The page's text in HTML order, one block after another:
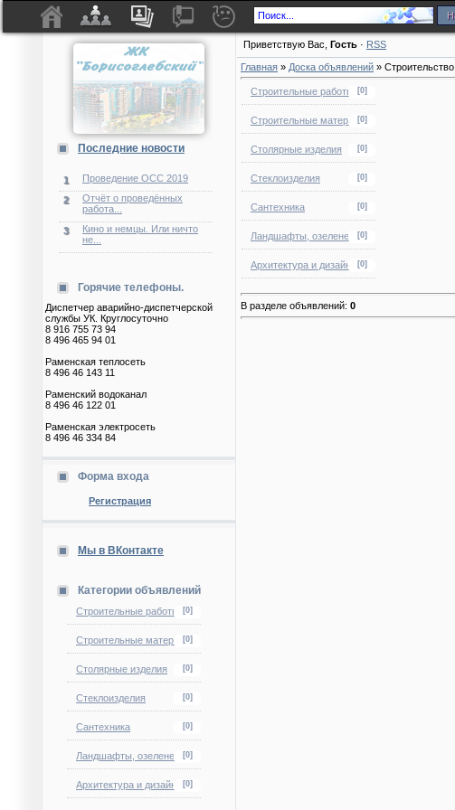
Последние новости
1
Проведение ОСС 2019
2
Отчёт о проведённых
работа...
3
Кино и немцы. Или ничто
не...
Горячие телефоны.
Диспетчер аварийно-диспетчерской
службы УК. Круглосуточно
8 916 755 73 94
8 496 465 94 01
Раменская теплосеть
8 496 46 143 11
Раменский водоканал
8 496 46 122 01
Раменская электросеть
8 496 46 334 84
Форма входа
Регистрация
Мы в ВКонтакте
Категории объявлений
Строительные работы [0]
Строительные материалы
[0]
Столярные изделия [0]
Стеклоизделия [0]
Сантехника [0]
Ландшафты, озеленение
[0]
Архитектура и дизайн [0]
Приветствую Вас Гость · RSS
Главная » Доска объявлений » Строительство
Строительные работы [0]
Строительные материалы
[0]
Столярные изделия [0]
Стеклоизделия [0]
Сантехника [0]
Ландшафты, озеленение
[0]
Архитектура и дизайн [0]
В разделе объявлений: 0